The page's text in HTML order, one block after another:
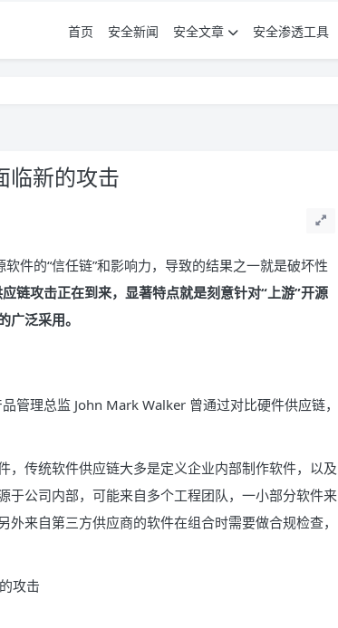
首页 安全新闻 安全文章 安全渗透工具
临新的攻击
件的“信任链”和影响力，导致的结果之一就是破坏性
链攻击正在到来，显著特点就是刻意针对“上游”开源
泛采用。
管理总监 John Mark Walker 曾通过对比硬件供应链，
传统软件供应链大多是定义企业内部制作软件，以及
于公司内部，可能来自多个工程团队，一小部分软件来
来自第三方供应商的软件在组合时需要做合规检查，